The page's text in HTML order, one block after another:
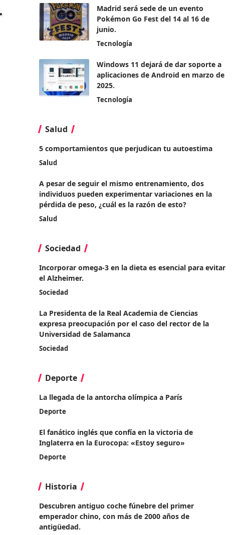
Madrid será sede de un evento
Pokémon Go Fest del 14 al 16 de
junio.
Tecnología
Windows 11 dejará de dar soporte a
aplicaciones de Android en marzo de
2025.
Tecnología
Salud
5 comportamientos que perjudican tu autoestima
Salud
A pesar de seguir el mismo entrenamiento, dos
individuos pueden experimentar variaciones en la
pérdida de peso, ¿cuál es la razón de esto?
Salud
Sociedad
Incorporar omega-3 en la dieta es esencial para evitar
el Alzheimer.
Sociedad
La Presidenta de la Real Academia de Ciencias
expresa preocupación por el caso del rector de la
Universidad de Salamanca
Sociedad
Deporte
La llegada de la antorcha olímpica a París
Deporte
El fanático inglés que confía en la victoria de
Inglaterra en la Eurocopa: «Estoy seguro»
Deporte
Historia
Descubren antiguo coche fúnebre del primer
emperador chino, con más de 2000 años de
antigüedad.